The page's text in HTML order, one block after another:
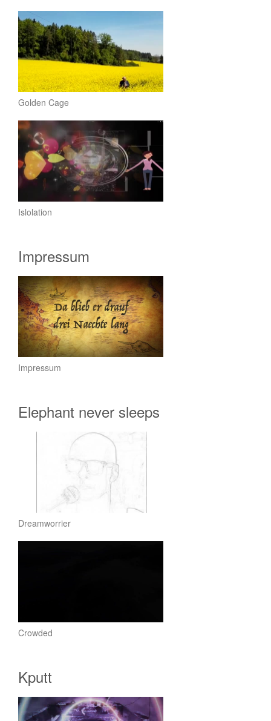
Golden Cage
Islolation
Impressum
Impressum
Elephant never sleeps
Dreamworrier
Crowded
Kputt